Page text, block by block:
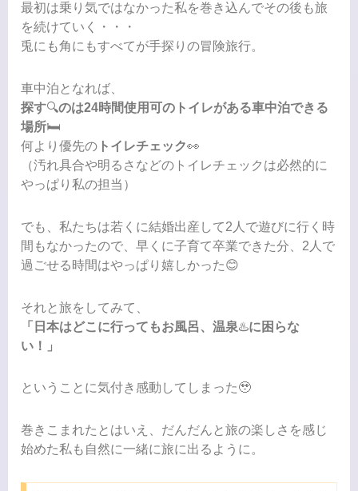
最初は乗り気ではなかった私を巻き込んでその後も旅
を続けていく・・・
兎にも角にもすべてが手探りの冒険旅行。
車中泊となれば、
探す🔍のは24時間使用可のトイレがある車中泊できる
場所🛏️
何より優先の トイレチェック👀
（汚れ具合や明るさなどのトイレチェックは必然的に
やっぱり私の担当）
でも、私たちは若くに結婚出産して2人で遊びに行く時
間もなかったので、早くに子育て卒業できた分、2人で
過ごせる時間はやっぱり嬉しかった😊
それと旅をしてみて、
「日本はどこに行ってもお風呂、温泉♨️に困らな
い！」
ということに気付き感動してしまった🥹
巻きこまれたとはいえ、だんだんと旅の楽しさを感じ
始めた私も自然に一緒に旅に出るように。